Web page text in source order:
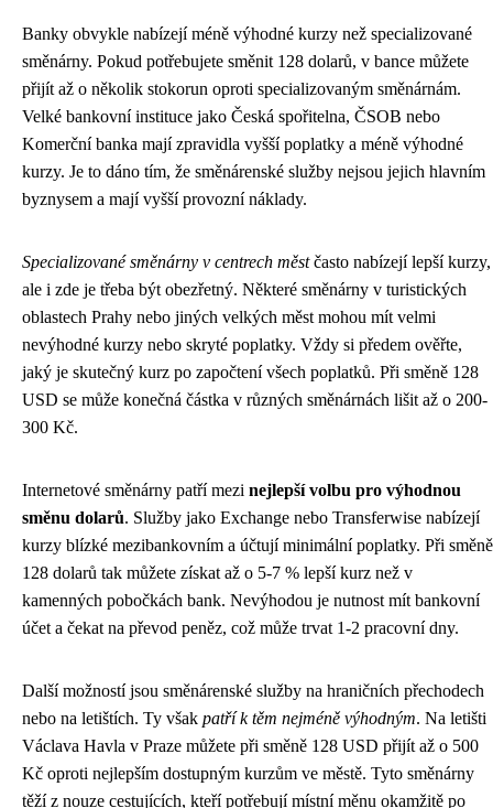
Banky obvykle nabízejí méně výhodné kurzy než specializované
směnárny. Pokud potřebujete směnit 128 dolarů, v bance můžete
přijít až o několik stokorun oproti specializovaným směnárnám.
Velké bankovní instituce jako Česká spořitelna, ČSOB nebo
Komerční banka mají zpravidla vyšší poplatky a méně výhodné
kurzy. Je to dáno tím, že směnárenské služby nejsou jejich hlavním
byznysem a mají vyšší provozní náklady.
Specializované směnárny v centrech městčasto nabízejí lepší kurzy,
ale i zde je třeba být obezřetný. Některé směnárny v turistických
oblastech Prahy nebo jiných velkých měst mohou mít velmi
nevýhodné kurzy nebo skryté poplatky. Vždy si předem ověřte,
jaký je skutečný kurz po započtení všech poplatků. Při směně 128
USD se může konečná částka v různých směnárnách lišit až o 200-
300 Kč.
Internetové směnárny patří mezi nejlepší volbu pro výhodnou
směnu dolarů. Služby jako Exchange nebo Transferwise nabízejí
kurzy blízké mezibankovním a účtují minimální poplatky. Při směně
128 dolarů tak můžete získat až o 5-7 % lepší kurz než v
kamenných pobočkách bank. Nevýhodou je nutnost mít bankovní
účet a čekat na převod peněz, což může trvat 1-2 pracovní dny.
Další možností jsou směnárenské služby na hraničních přechodech
nebo na letištích. Ty však patří k těm nejméně výhodným. Na letišti
Václava Havla v Praze můžete při směně 128 USD přijít až o 500
Kč oproti nejlepším dostupným kurzům ve městě. Tyto směnárny
těží z nouze cestujících, kteří potřebují místní měnu okamžitě po